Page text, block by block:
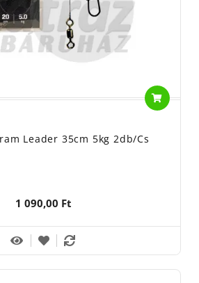
Leader 35cm 5kg 2db/cs
1 090,00 Ft